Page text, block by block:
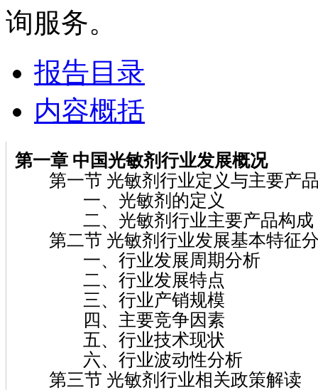
询服务。
报告目录
内容概括
第一章 中国光敏剂行业发展概况
第一节 光敏剂行业定义与主要产
一、光敏剂的定义
二、光敏剂行业主要产品构成
第二节 光敏剂行业发展基本特征
一、行业发展周期分析
二、行业发展特点
三、行业产销规模
四、主要竞争因素
五、行业技术现状
六、行业波动性分析
第三节 光敏剂行业相关政策解读